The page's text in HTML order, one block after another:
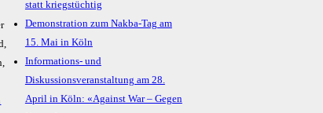
statt kriegstüchtig
Demonstration zum Nakba-Tag am
15. Mai in Köln
Informations- und
Diskussionsveranstaltung am 28.
April in Köln: «Against War – Gegen